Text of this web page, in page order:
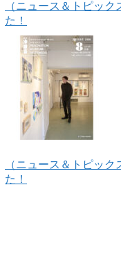
（ニュース＆トピッ
た！
（ニュース＆トピッ
た！